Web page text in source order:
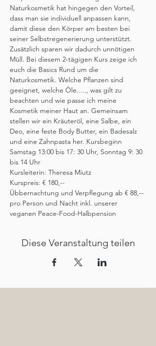
Naturkosmetik hat hingegen den Vorteil,
dass man sie individuell anpassen kann,
damit diese den Körper am besten bei
seiner Selbstregenerierung unterstützt.
Zusätzlich sparen wir dadurch unnötigen
Müll. Bei diesem 2-tägigen Kurs zeige ich
euch die Basics Rund um die
Naturkosmetik. Welche Pflanzen sind
geeignet, welche Öle....., was gilt zu
beachten und wie passe ich meine
Kosmetik meiner Haut an. Gemeinsam
stellen wir ein Kräuteröl, eine Salbe, ein
Deo, eine feste Body Butter, ein Badesalz
und eine Zahnpasta her. Kursbeginn
Samstag 13:00 bis 17: 30 Uhr, Sonntag 9: 30
bis 14 Uhr
Kursleiterin: Theresa Miutz
Kurspreis: € 180,--
Übbernachtung und Verpflegung ab € 88,--
pro Person und Nacht inkl. unserer
veganen Peace-Food-Halbpension
Diese Veranstaltung teilen